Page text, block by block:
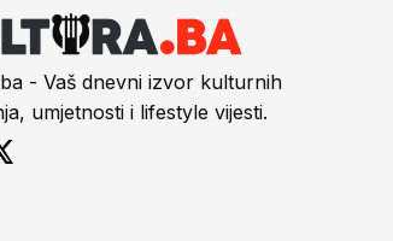
- Vaš dnevni izvor kulturnih
umjetnosti i lifestyle vijesti.